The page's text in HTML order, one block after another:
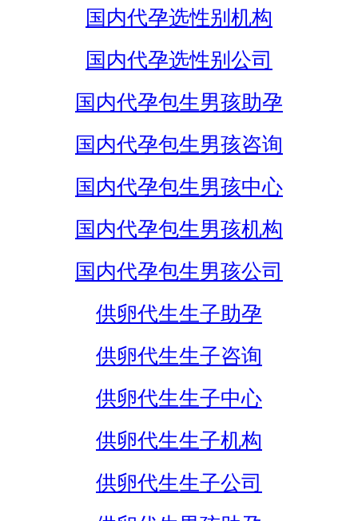
国内代孕选性别机构
国内代孕选性别公司
国内代孕包生男孩助孕
国内代孕包生男孩咨询
国内代孕包生男孩中心
国内代孕包生男孩机构
国内代孕包生男孩公司
供卵代生生子助孕
供卵代生生子咨询
供卵代生生子中心
供卵代生生子机构
供卵代生生子公司